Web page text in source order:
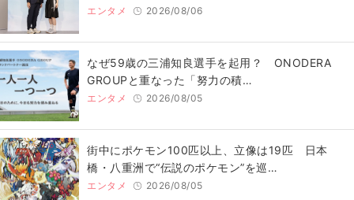
エンタメ 2026/08/06
なぜ59歳の三浦知良選手を起用？ ONODERA
GROUPと重なった「努力の積…
エンタメ 2026/08/05
街中にポケモン100匹以上、立像は19匹 日本
橋・八重洲で“伝説のポケモン”を巡…
エンタメ 2026/08/05